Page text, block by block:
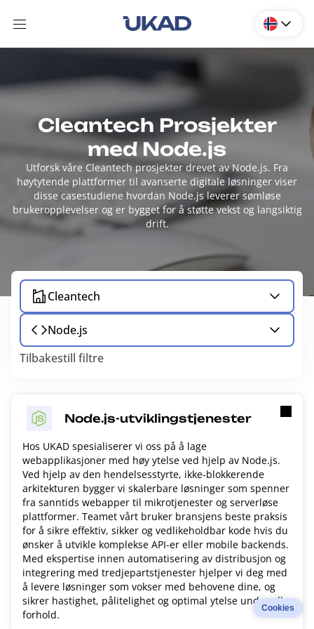
Cleantech Prosjekter
med Node.js
Utforsk våre Cleantech prosjekter drevet av Node.js. Fra
høytytende plattformer til avanserte digitale løsninger viser
disse casestudiene hvordan Node.js leverer sømløse
brukeropplevelser og er bygget for å støtte vekst og langsiktig
drift.
Cleantech
Node.js
Tilbakestill filtre
Node.js-utviklingstjenester
Hos UKAD spesialiserer vi oss på å lage
webapplikasjoner med høy ytelse ved hjelp av Node.js.
Ved hjelp av den hendelsesstyrte, ikke-blokkerende
arkitekturen bygger vi skalerbare løsninger som spenner
fra sanntids webapper til mikrotjenester og serverløse
plattformer. Teamet vårt bruker bransjens beste praksis
for å sikre effektiv, sikker og vedlikeholdbar kode hvis du
ønsker å utvikle komplekse API-er eller mobile backends.
Med ekspertise innen automatisering av distribusjon og
integrering med tredjepartstjenester hjelper vi deg med
å levere løsninger som vokser med behovene dine, og
sikrer hastighet, pålitelighet og optimal ytelse under alle
forhold.
Cookies